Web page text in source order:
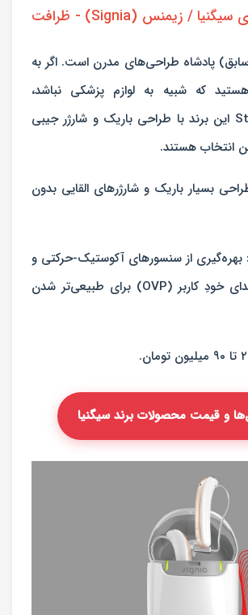
3. سمعک شارژی سیگنیا / زیمنس (Signia) - ظرافت
پادشاه طراحی‌های مدرن است. اگر به
که شبیه به لوازم پزشکی نباشد،
مدل‌های Styletto این برند با طراحی باریک و شارژر جیبی
انتخاب هستند.
بسیار باریک و شارژرهای القایی بدون
بهره‌گیری از سنسورهای آکوستیک-حرکتی و
قابلیت حذف صدای خودِ کاربر (OVP) برای طبیعی‌تر شدن
و قیمت محصولات برند سیگنیا